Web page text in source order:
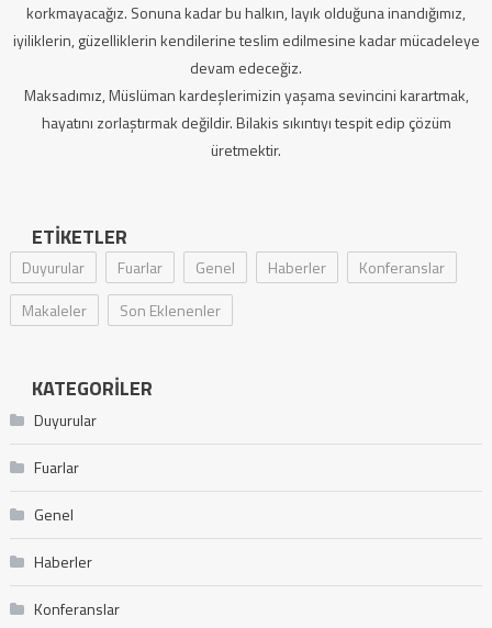
korkmayacağız. Sonuna kadar bu halkın, layık olduğuna inandığımız,
iyiliklerin, güzelliklerin kendilerine teslim edilmesine kadar mücadeleye
devam edeceğiz.
Maksadımız, Müslüman kardeşlerimizin yaşama sevincini karartmak,
hayatını zorlaştırmak değildir. Bilakis sıkıntıyı tespit edip çözüm
üretmektir.
ETIKETLER
Duyurular Fuarlar Genel Haberler
Konferanslar
Makaleler
Son Eklenenler
KATEGORILER
Duyurular
Fuarlar
Genel
Haberler
Konferanslar